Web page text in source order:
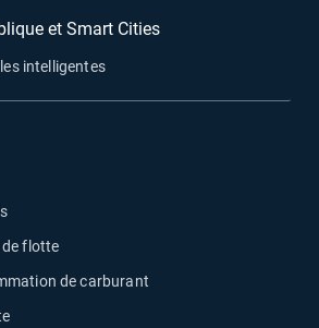
et Smart Cities
intelligentes
flotte
de carburant